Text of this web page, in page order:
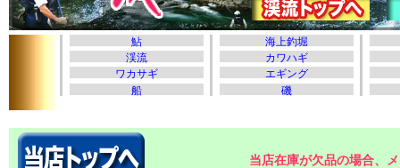
当店在庫が欠品の場合、